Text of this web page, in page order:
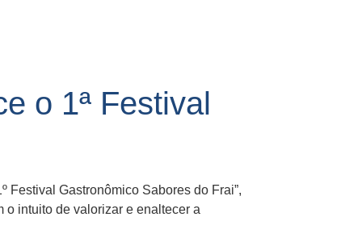
o 1ª Festival
Festival Gastronômico Sabores do Frai”,
intuito de valorizar e enaltecer a